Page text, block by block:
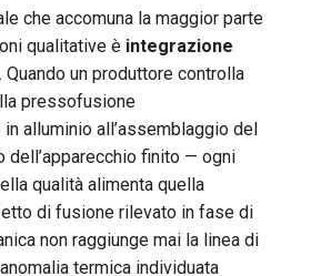
che accomuna la maggior parte
qualitative è integrazione
. Quando un produttore controlla
pressofusione
alluminio all’assemblaggio del
dell’apparecchio finito — ogni
qualità alimenta quella
di fusione rilevato in fase di
non raggiunge mai la linea di
termica individuata